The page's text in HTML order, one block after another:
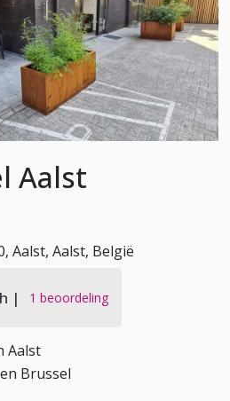
Aalst
Aalst, Aalst, België
1 beoordeling
Aalst
Brussel